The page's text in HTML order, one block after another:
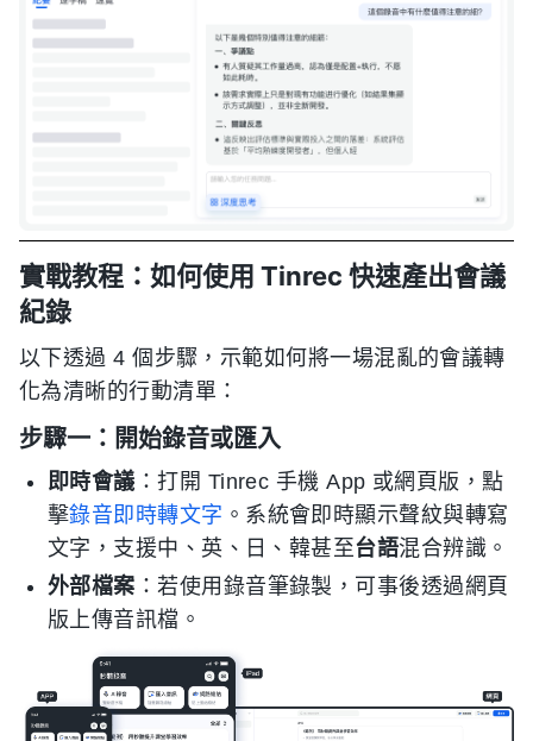
實戰教程：如何使用 Tinrec 快速產出會議
紀錄
以下透過 4 個步驟，示範如何將一場混亂的會議轉
化為清晰的行動清單：
步驟一：開始錄音或匯入
即時會議 ：打開 Tinrec 手機 App 或網頁版，點
擊錄音即時轉文字 。系統會即時顯示聲紋與轉寫
文字，支援中、英、日、韓甚至台語混合辨識。
外部檔案 ：若使用錄音筆錄製，可事後透過網頁
版上傳音訊檔。